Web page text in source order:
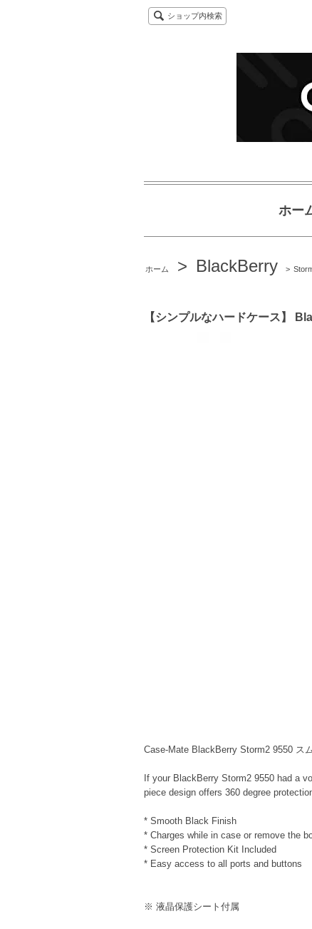
ショップ内検索
ホー
ホーム > BlackBerry >
【シンプルなハードケース】
Case-Mate BlackBerry Storm2 9550 ス
If your BlackBerry Storm2 9550 had a
piece design offers 360 degree
* Smooth Black Finish
* Charges while in case or remove the
* Screen Protection Kit Included
* Easy access to all ports and buttons
※ 液晶保護シート付属